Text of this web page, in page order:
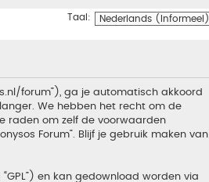
Taal:
forum”), ga je automatisch akkoord
We hebben het recht om de
raden om zelf de voorwaarden
Forum”. Blijf je gebruik maken van
“GPL”) en kan gedownload worden via